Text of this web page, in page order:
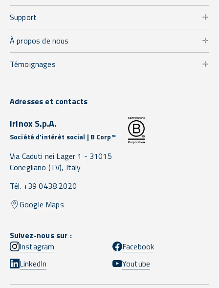
Support
À propos de nous
Témoignages
Adresses et contacts
Irinox S.p.A.
Société d'intérêt social | B Corp™
Via Caduti nei Lager 1 - 31015
Conegliano (TV), Italy
Tél. +39 0438 2020
Google Maps
Suivez-nous sur :
Instagram
Facebook
LinkedIn
Youtube